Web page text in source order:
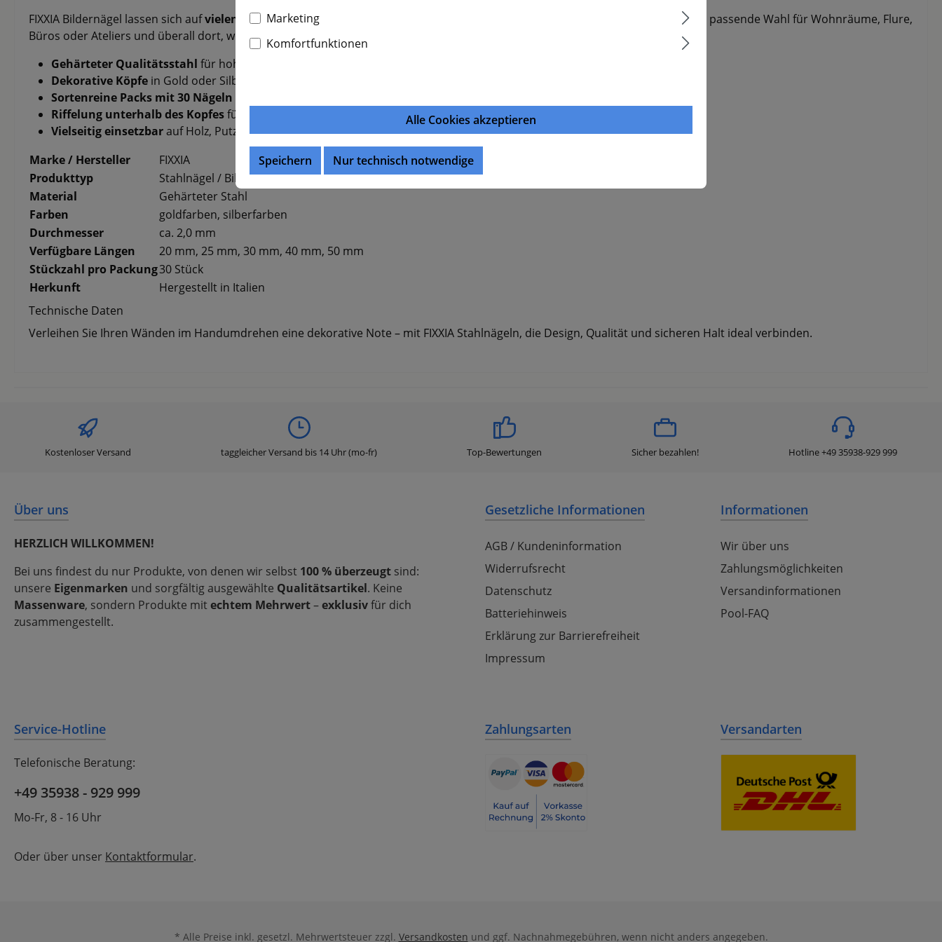
FIXXIA Bildernägel lassen sich aufvielen gängigen Untergründen
einsetzen – ob Holz, Putz, Ziegel oder Beton. Damit sind sie die passende Wahl für Wohnräume, Flure,
Büros oder Ateliers und überall dort, wo Deko sicher und dauerhaft befestigt werden soll.
Gehärteter Qualitätsstahl für hohe Stabilität und lange Haltbarkeit.
Dekorative Köpfe in Gold oder Silber für eine elegante Optik.
Sortenreine Packs mit 30 Nägeln
Riffelung unterhalb des Kopfesfür besonders sicheren Halt in der Wand.
Vielseitig einsetzbarauf Holz, Putz, Ziegel und Beton.
Technische Daten
Marke / Hersteller
FIXXIA
Produkttyp
Stahlnägel / Bildernägel
Material
Gehärteter Stahl
Farben
goldfarben, silberfarben
Durchmesser
ca. 2,0 mm
Verfügbare Längen
20 mm, 25 mm, 30 mm, 40 mm, 50 mm
Stückzahl pro Packung30 Stück
Herkunft
Hergestellt in Italien
Verleihen Sie Ihren Wänden im Handumdrehen eine dekorative Note – mit FIXXIA Stahlnägeln, die Design, Qualität und sicheren Halt ideal verbinden.
Kostenloser Versand taggleicher Versand bis 14 Uhr (mo-fr) Top-Bewertungen Sicher bezahlen! Hotline +49 35938-929 999
Über uns
HERZLICH WILLKOMMEN!
Bei uns findest du nur Produkte, von denen wir selbst 100 % überzeugt sind:
unsere Eigenmarken und sorgfältig ausgewählte Qualitätsartikel. Keine
Massenware, sondern Produkte mitechtem Mehrwert–exklusivfür dich
zusammengestellt.
Gesetzliche Informationen
AGB / Kundeninformation
Widerrufsrecht
Datenschutz
Batteriehinweis
Erklärung zur Barrierefreiheit
Impressum
Informationen
Wir über uns
Zahlungsmöglichkeiten
Versandinformationen
Pool-FAQ
Service-Hotline
Telefonische Beratung:
+49 35938 - 929 999
Mo-Fr, 8 - 16 Uhr
Oder über unser Kontaktformular.
Zahlungsarten Versandarten
* Alle Preise inkl. gesetzl. Mehrwertsteuer zzgl. Versandkosten und ggf. Nachnahmegebühren, wenn nicht anders angegeben.
Marketing
Komfortfunktionen
Alle Cookies akzeptieren
Speichern Nur technisch notwendige